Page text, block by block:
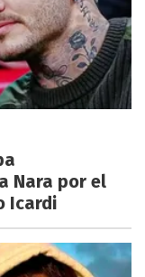
Nara por el
Icardi